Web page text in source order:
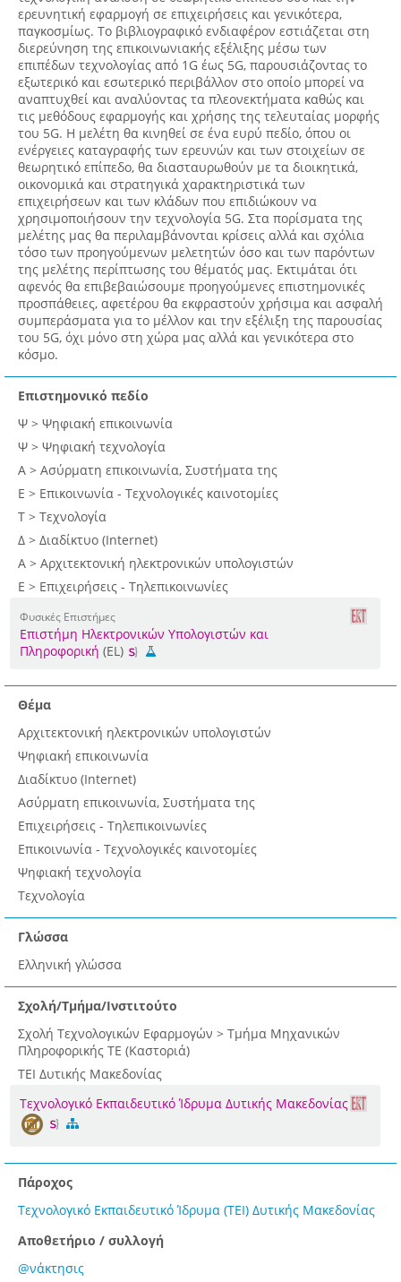
ερευνητική εφαρμογή σε επιχειρήσεις και γενικότερα,
παγκοσμίως. Το βιβλιογραφικό ενδιαφέρον εστιάζεται στη
διερεύνηση της επικοινωνιακής εξέλιξης μέσω των
επιπέδων τεχνολογίας από 1G έως 5G, παρουσιάζοντας το
εξωτερικό και εσωτερικό περιβάλλον στο οποίο μπορεί να
αναπτυχθεί και αναλύοντας τα πλεονεκτήματα καθώς και
τις μεθόδους εφαρμογής και χρήσης της τελευταίας μορφής
του 5G. Η μελέτη θα κινηθεί σε ένα ευρύ πεδίο, όπου οι
ενέργειες καταγραφής των ερευνών και των στοιχείων σε
θεωρητικό επίπεδο, θα διασταυρωθούν με τα διοικητικά,
οικονομικά και στρατηγικά χαρακτηριστικά των
επιχειρήσεων και των κλάδων που επιδιώκουν να
χρησιμοποιήσουν την τεχνολογία 5G. Στα πορίσματα της
μελέτης μας θα περιλαμβάνονται κρίσεις αλλά και σχόλια
τόσο των προηγούμενων μελετητών όσο και των παρόντων
της μελέτης περίπτωσης του θέματός μας. Εκτιμάται ότι
αφενός θα επιβεβαιώσουμε προηγούμενες επιστημονικές
προσπάθειες, αφετέρου θα εκφραστούν χρήσιμα και ασφαλή
συμπεράσματα για το μέλλον και την εξέλιξη της παρουσίας
του 5G, όχι μόνο στη χώρα μας αλλά και γενικότερα στο
κόσμο.
Επιστημονικό πεδίο
Ψ > Ψηφιακή επικοινωνία
Ψ > Ψηφιακή τεχνολογία
Α > Ασύρματη επικοινωνία, Συστήματα της
Ε > Επικοινωνία - Τεχνολογικές καινοτομίες
Τ > Τεχνολογία
Δ > Διαδίκτυο (Internet)
Α > Αρχιτεκτονική ηλεκτρονικών υπολογιστών
Ε > Επιχειρήσεις - Τηλεπικοινωνίες
Φυσικές Επιστήμες
Επιστήμη Ηλεκτρονικών Υπολογιστών και
Πληροφορική (EL)
Θέμα
Αρχιτεκτονική ηλεκτρονικών υπολογιστών
Ψηφιακή επικοινωνία
Διαδίκτυο (Internet)
Ασύρματη επικοινωνία, Συστήματα της
Επιχειρήσεις - Τηλεπικοινωνίες
Επικοινωνία - Τεχνολογικές καινοτομίες
Ψηφιακή τεχνολογία
Τεχνολογία
Γλώσσα
Ελληνική γλώσσα
Σχολή/Τμήμα/Ινστιτούτο
Σχολή Τεχνολογικών Εφαρμογών > Τμήμα Μηχανικών
Πληροφορικής ΤΕ (Καστοριά)
ΤΕΙ Δυτικής Μακεδονίας
Τεχνολογικό Εκπαιδευτικό Ίδρυμα Δυτικής Μακεδονίας
Πάροχος
Τεχνολογικό Εκπαιδευτικό Ίδρυμα (ΤΕΙ) Δυτικής Μακεδονίας
Αποθετήριο / συλλογή
@νάκτησις